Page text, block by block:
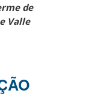
de
Valle